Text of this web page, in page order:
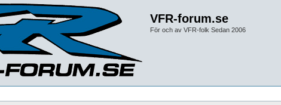
VFR-forum.se
För och av VFR-folk Sedan 2006